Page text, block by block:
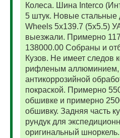
Колеса. Шина Interco
5 штук. Новые стальные
Wheels 5x139.7 (5x5.5)
выезжали. Примерно
138000.00 Собраны и
Кузов. Не имеет следов
рифленым аллюминием,
антикоррозийной
покраской. Примерно
обшивке и примерно
обшивку. Задняя часть
рундук для
оригинальный